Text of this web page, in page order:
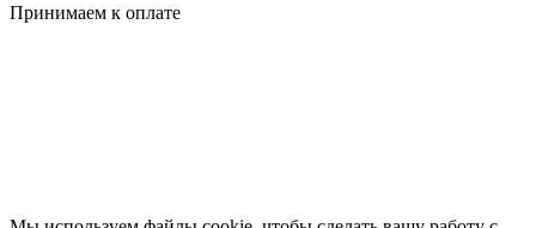
Принимаем к оплате